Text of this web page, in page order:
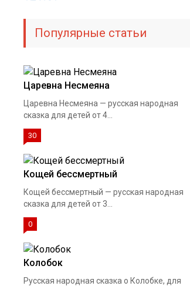
Популярные статьи
Царевна Несмеяна
Царевна Несмеяна — русская народная
сказка для детей от 4...
30
Кощей бессмертный
Кощей бессмертный — русская народная
сказка для детей от 3...
0
Колобок
Русская народная сказка о Колобке, для